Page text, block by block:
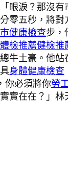
眼淚？那沒有
零五秒，將對
健康檢查步，
檢推薦健檢推
牛土豪。他
身體健康檢查
你必須將你勞
實在在？」